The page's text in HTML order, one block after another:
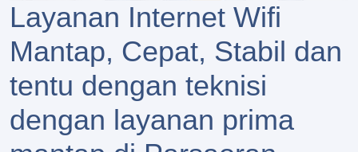
Layanan Internet Wifi
Mantap, Cepat, Stabil dan
tentu dengan teknisi
dengan layanan prima